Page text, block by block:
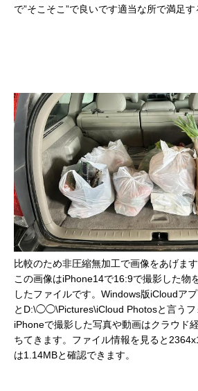
で”そこそこ”で良いです適当な所で満足す
比較のため非圧縮無加工で画像をあげます
この画像はiPhone14で16:9で撮影した物
したファイルです。Windows版iCloudア
とD:\◯◯\Pictures\iCloud Photosと言うフ
iPhoneで撮影した写真や動画はクラウド
ちてきます。ファイル情報を見ると
は1.14MBと確認できます。